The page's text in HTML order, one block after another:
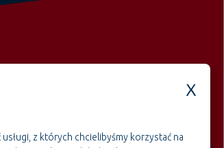
z których chcielibyśmy korzystać na